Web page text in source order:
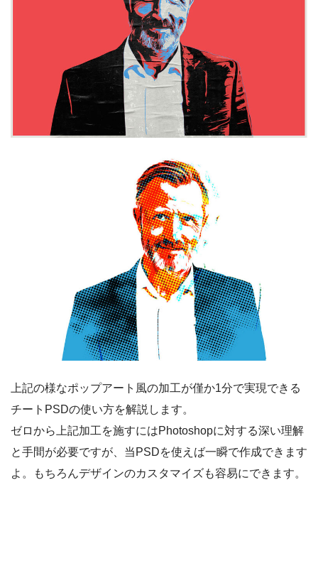
上記の様なポップアート風の加工が僅か1分で実現できる
チートPSDの使い方を解説します。
ゼロから上記加工を施すにはPhotoshopに対する深い理解
と手間が必要ですが、当PSDを使えば一瞬で作成できます
よ。もちろんデザインのカスタマイズも容易にできます。